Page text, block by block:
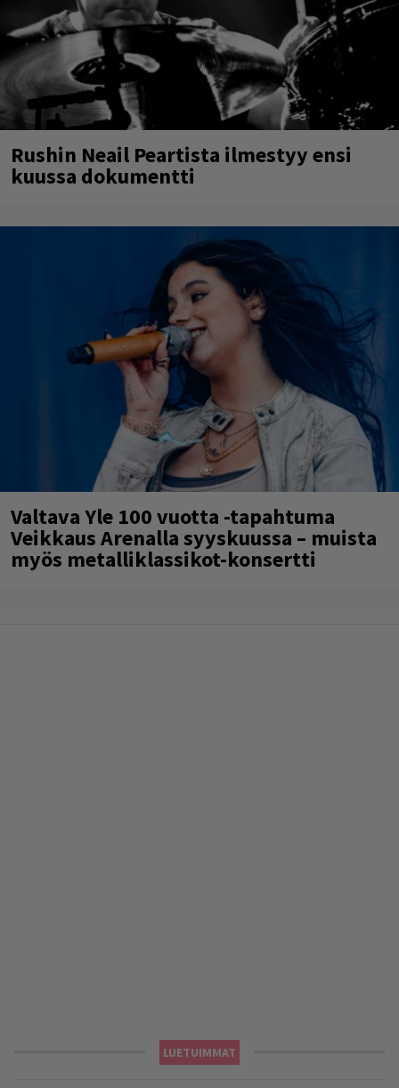
Rushin Neail Peartista ilmestyy ensi
kuussa dokumentti
Valtava Yle 100 vuotta -tapahtuma
Veikkaus Arenalla syyskuussa – muista
myös metalliklassikot-konsertti
LUETUIMMAT